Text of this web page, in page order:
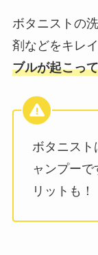
ボタニストの
剤などをキレ
ブルが起こっ
ボタニスト
ャンプーで
リットも！